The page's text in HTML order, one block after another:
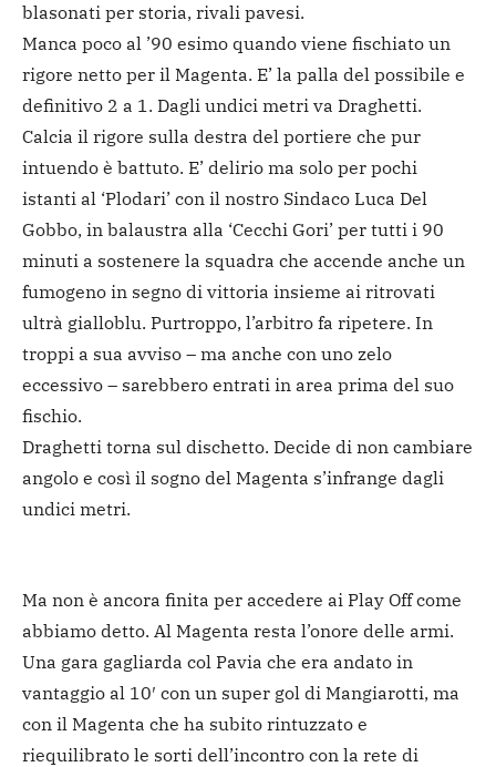
blasonati per storia, rivali pavesi.
Manca poco al ’90 esimo quando viene fischiato un
rigore netto per il Magenta. E’ la palla del possibile e
definitivo 2 a 1. Dagli undici metri va Draghetti.
Calcia il rigore sulla destra del portiere che pur
intuendo è battuto. E’ delirio ma solo per pochi
istanti al ‘Plodari’ con il nostro Sindaco Luca Del
Gobbo, in balaustra alla ‘Cecchi Gori’ per tutti i 90
minuti a sostenere la squadra che accende anche un
fumogeno in segno di vittoria insieme ai ritrovati
ultrà gialloblu. Purtroppo, l’arbitro fa ripetere. In
troppi a sua avviso – ma anche con uno zelo
eccessivo – sarebbero entrati in area prima del suo
fischio.
Draghetti torna sul dischetto. Decide di non cambiare
angolo e così il sogno del Magenta s’infrange dagli
undici metri.
Ma non è ancora finita per accedere ai Play Off come
abbiamo detto. Al Magenta resta l’onore delle armi.
Una gara gagliarda col Pavia che era andato in
vantaggio al 10′ con un super gol di Mangiarotti, ma
con il Magenta che ha subito rintuzzato e
riequilibrato le sorti dell’incontro con la rete di